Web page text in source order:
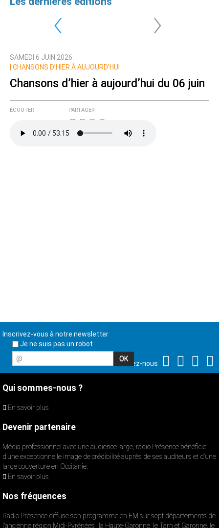
‹ ›
SAMEDI 6 JUIN 2026
CHANSONS D’HIER À AUJOURD’HUI
Chansons d’hier à aujourd’hui du 06 juin
ÉCOUTER PARTAGER
Inscrivez-vous à notre newsletter
Je ne suis pas un robot
@
Suivez-nous
Qui sommes-nous ?
En savoir plus
Devenir partenaire
Média professionnel avec une audience large, radio Présence bénéficie
d’une exceptionnelle image de crédibilité auprès de ses auditeurs et d’une
large couverture en Occitanie.
En savoir plus
Nos fréquences
Radio Présence diffuse son programme en FM sur sept départements de
l’ancienne région Midi-Pyrénées : la Haute-Garonne, le Tarn et Garonne, le